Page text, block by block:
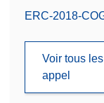
(s’ouvre
nouvelle
fenêtre)
ERC-2018-
Voir tous
appel